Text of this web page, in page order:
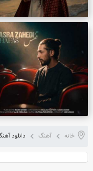
خانه آهنگ دانلود